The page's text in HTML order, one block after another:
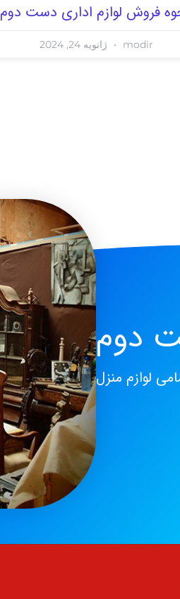
فروش لوازم اداری دست دوم
modir ژانویه 24, 2024
دوم
لوازم منزل